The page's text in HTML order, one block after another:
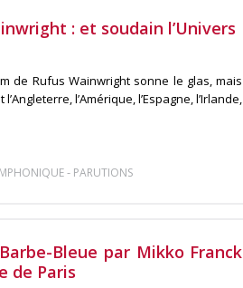
: et soudain l’Univers
de Rufus Wainwright sonne le glas, mais
l’Amérique, l’Espagne, l’Irlande,
- PARUTIONS
Bleue par Mikko Franck
de Paris